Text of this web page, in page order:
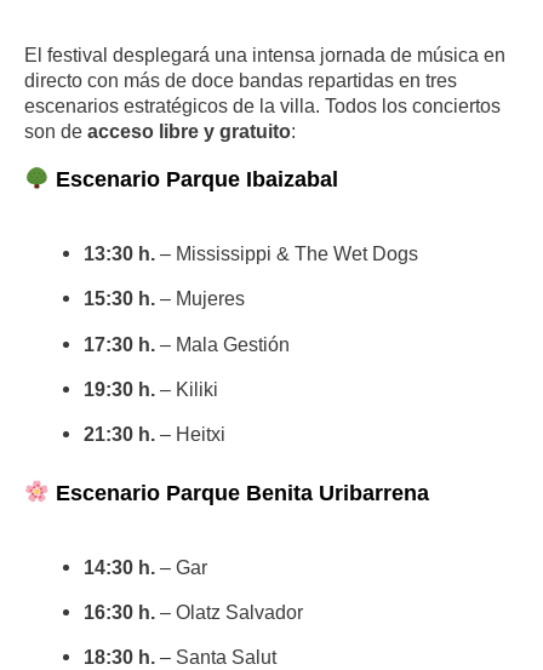
El festival desplegará una intensa jornada de música en
directo con más de doce bandas repartidas en tres
escenarios estratégicos de la villa. Todos los conciertos
son de acceso libre y gratuito:
Escenario Parque Ibaizabal
13:30 h. – Mississippi & The Wet Dogs
15:30 h. – Mujeres
17:30 h. – Mala Gestión
19:30 h. – Kiliki
21:30 h. – Heitxi
Escenario Parque Benita Uribarrena
14:30 h. – Gar
16:30 h. – Olatz Salvador
18:30 h. – Santa Salut